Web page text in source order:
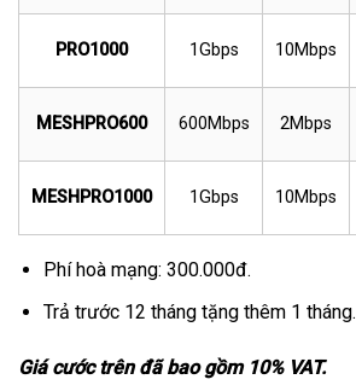
PRO1000 1Gbps 10Mbps
MESHPRO600 600Mbps 2Mbps
MESHPRO1000 1Gbps 10Mbps
Phí hoà mạng: 300.000đ.
Trả trước 12 tháng tặng thêm 1 tháng.
Giá cước trên đã bao gồm 10% VAT.